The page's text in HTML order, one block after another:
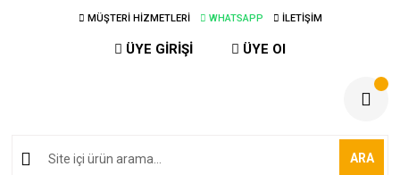
MÜŞTERİ HİZMETLERİ WHATSAPP İLETİŞİM
ÜYE GİRİŞİ ÜYE Ol
ARA